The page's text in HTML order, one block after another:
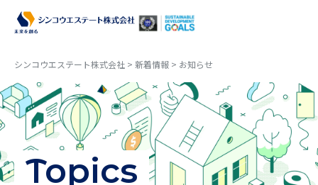
事業内容
物件紹介
会社案内
シンコウエステート株式会社 > 新着情報 > お知らせ
Topics